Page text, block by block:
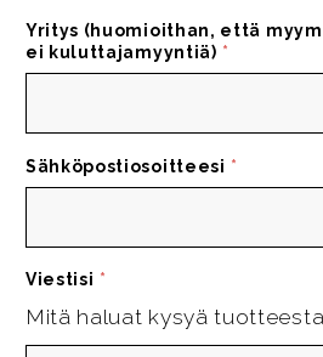
Yritys (huomioithan, että
ei kuluttajamyyntiä) *
Sähköpostiosoitteesi *
Viestisi *
Mitä haluat kysyä